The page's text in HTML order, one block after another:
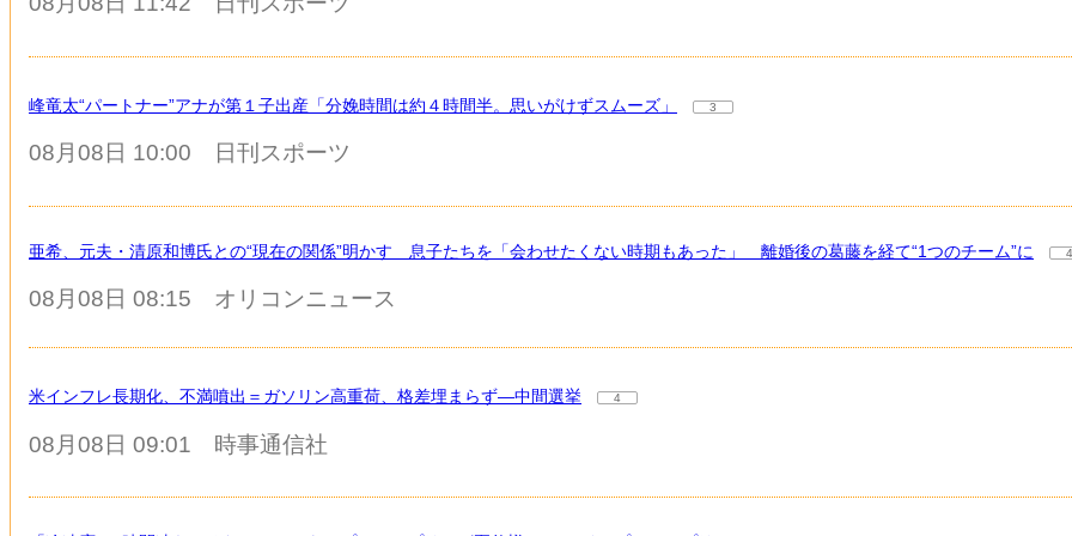
峰竜太“パートナー”アナが第１子出産「分娩時間は約４時間半。思いがけずスムーズ」 3
08月08日 10:00 日刊スポーツ
亜希、元夫・清原和博氏との“現在の関係”明かす 息子たちを「会わせたくない時期もあった」 離婚後の葛藤を経て“1つのチーム”に 4
08月08日 08:15 オリコンニュース
米インフレ長期化、不満噴出＝ガソリン高重荷、格差埋まらず―中間選挙 4
08月08日 09:01 時事通信社